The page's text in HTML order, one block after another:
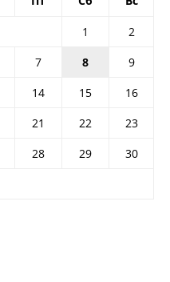
1
2
7 8
9
14 15
16
21 22
23
28 29
30